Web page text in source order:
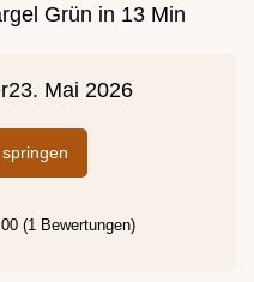
Grün in 13 Min
23. Mai 2026
(1 Bewertungen)